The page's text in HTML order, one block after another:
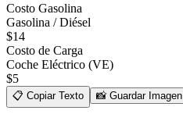
Costo Gasolina
Gasolina / Diésel
$14
Costo de Carga
Coche Eléctrico (VE)
$5
📋 Copiar Texto 📸 Guardar Imagen